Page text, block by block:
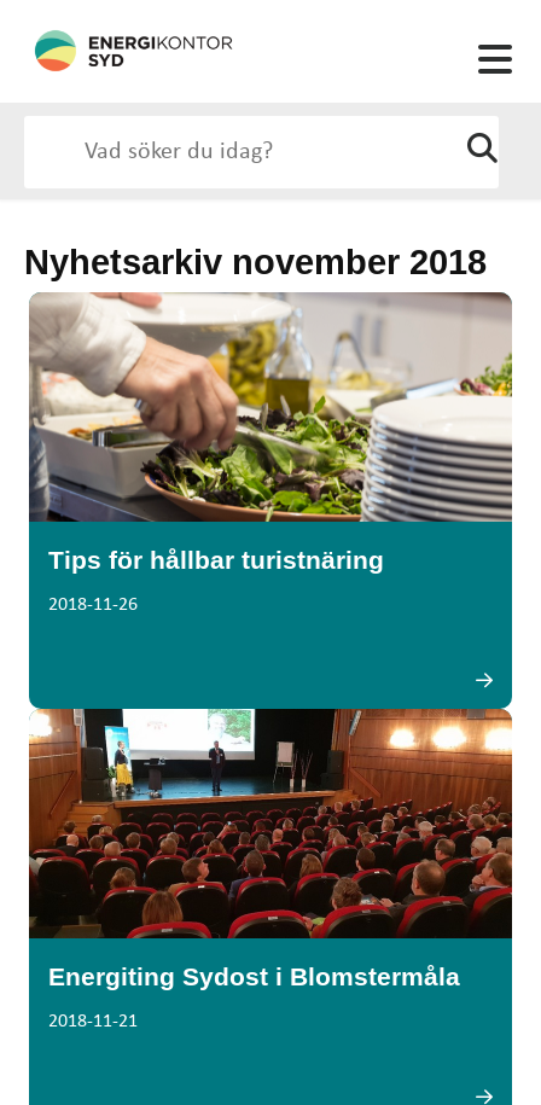
Nyhetsarkiv november 2018
Tips för hållbar turistnäring
2018-11-26
Energiting Sydost i Blomstermåla
2018-11-21